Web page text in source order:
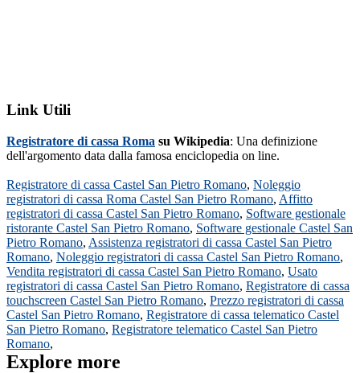
Link Utili
Registratore di cassa Roma su Wikipedia: Una definizione
dell'argomento data dalla famosa enciclopedia on line.
Registratore di cassa Castel San Pietro Romano, Noleggio
registratori di cassa Roma Castel San Pietro Romano, Affitto
registratori di cassa Castel San Pietro Romano, Software gestionale
ristorante Castel San Pietro Romano, Software gestionale Castel San
Pietro Romano, Assistenza registratori di cassa Castel San Pietro
Romano, Noleggio registratori di cassa Castel San Pietro Romano,
Vendita registratori di cassa Castel San Pietro Romano, Usato
registratori di cassa Castel San Pietro Romano, Registratore di cassa
touchscreen Castel San Pietro Romano, Prezzo registratori di cassa
Castel San Pietro Romano, Registratore di cassa telematico Castel
San Pietro Romano, Registratore telematico Castel San Pietro
Romano,
Explore more